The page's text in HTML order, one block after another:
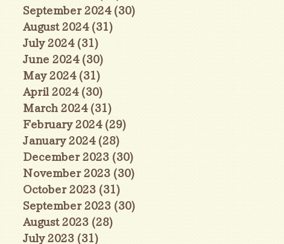
September 2024 (30)
August 2024 (31)
July 2024 (31)
June 2024 (30)
May 2024 (31)
April 2024 (30)
March 2024 (31)
February 2024 (29)
January 2024 (28)
December 2023 (30)
November 2023 (30)
October 2023 (31)
September 2023 (30)
August 2023 (28)
July 2023 (31)